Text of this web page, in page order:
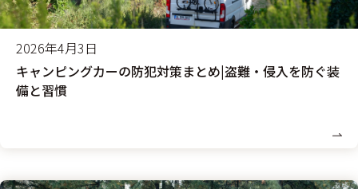
2026年4月3日
キャンピングカーの防犯対策まとめ|盗難・侵入を防ぐ装
備と習慣